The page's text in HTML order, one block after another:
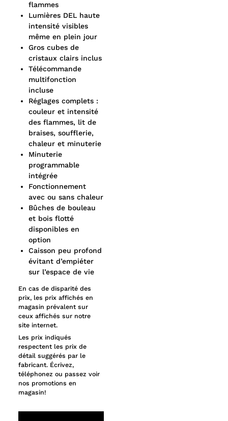
flammes
Lumières DEL haute
intensité visibles
même en plein jour
Gros cubes de
cristaux clairs inclus
Télécommande
multifonction
incluse
Réglages complets :
couleur et intensité
des flammes, lit de
braises, soufflerie,
chaleur et minuterie
Minuterie
programmable
intégrée
Fonctionnement
avec ou sans chaleur
Bûches de bouleau
et bois flotté
disponibles en
option
Caisson peu profond
évitant d’empiéter
sur l’espace de vie
En cas de disparité des
prix, les prix affichés en
magasin prévalent sur
ceux affichés sur notre
site internet.
Les prix indiqués
respectent les prix de
détail suggérés par le
fabricant. Écrivez,
téléphonez ou passez voir
nos promotions en
magasin!